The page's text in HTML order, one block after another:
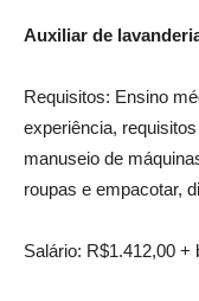
Auxiliar de
Requisitos: Ensino
experiência,
manuseio de
roupas e empacotar,
Salário: R$1.412,00 +